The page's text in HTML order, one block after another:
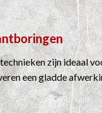
zijn ideaal
een gladde